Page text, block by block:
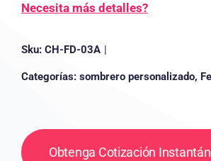
Necesita más detalles?
Sku: CH-FD-03A |
Categorías: sombrero personalizado,
Obtenga Cotización